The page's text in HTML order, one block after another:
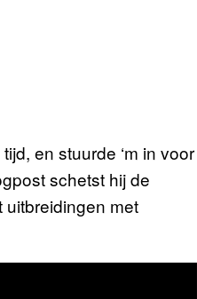
en stuurde ‘m in voor
schetst hij de
met